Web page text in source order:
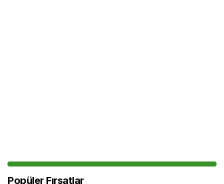
Popüler Fırsatlar